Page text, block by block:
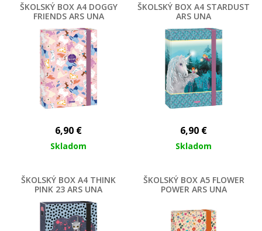
ŠKOLSKÝ BOX A4 DOGGY
FRIENDS ARS UNA
6,90 €
Skladom
ŠKOLSKÝ BOX A4 STARDUST
ARS UNA
6,90 €
Skladom
ŠKOLSKÝ BOX A4 THINK
PINK 23 ARS UNA
ŠKOLSKÝ BOX A5 FLOWER
POWER ARS UNA